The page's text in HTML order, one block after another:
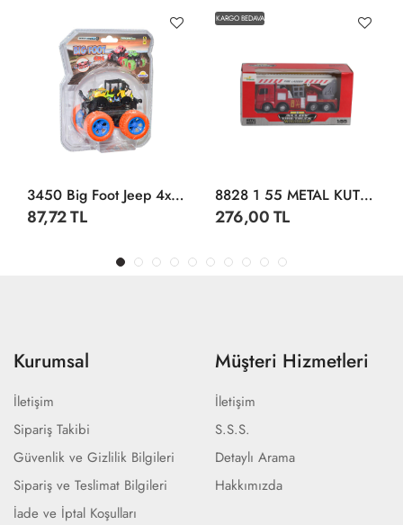
3450 Big Foot Jeep 4x4 1:36 -Sunman
87,72 TL
KARGO BEDAVA
8828 1 55 METAL KUTULU İTFAİYE ARACI
276,00 TL
Kurumsal
İletişim
Sipariş Takibi
Güvenlik ve Gizlilik Bilgileri
Sipariş ve Teslimat Bilgileri
İade ve İptal Koşulları
Müşteri Hizmetleri
İletişim
S.S.S.
Detaylı Arama
Hakkımızda